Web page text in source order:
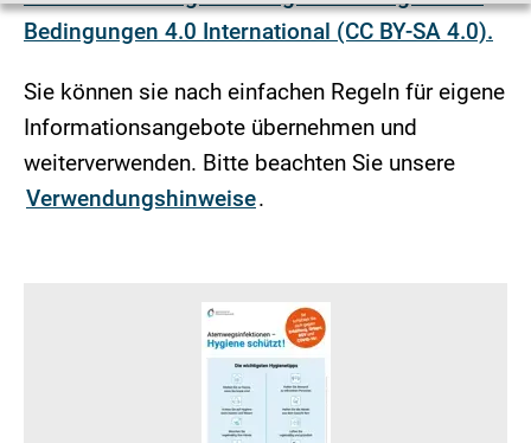
Bedingungen 4.0 International (CC BY-SA 4.0).
Sie können sie nach einfachen Regeln für eigene
Informationsangebote übernehmen und
weiterverwenden. Bitte beachten Sie unsere
Verwendungshinweise.